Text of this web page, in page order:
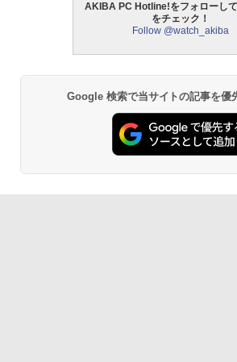
AKIBA PC Hotline!をフォローし
をチェック！
Follow @watch_akiba
Google 検索で当サイトの記事を優